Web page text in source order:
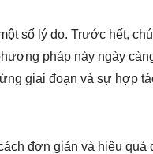
số lý do. Trước hết,
pháp này ngày
giai đoạn và sự hợp
đơn giản và hiệu